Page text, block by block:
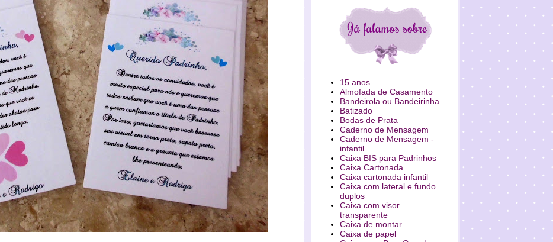
15 anos
Almofada de Casamento
Bandeirola ou Bandeirinha
Batizado
Bodas de Prata
Caderno de Mensagem
Caderno de Mensagem -
infantil
Caixa BIS para Padrinhos
Caixa Cartonada
Caixa cartonada infantil
Caixa com lateral e fundo
duplos
Caixa com visor
transparente
Caixa de montar
Caixa de papel